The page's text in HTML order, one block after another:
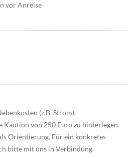
vor Anreise
(z.B. Strom).
Kaution von 250 Euro zu hinterlegen.
Orientierung. Für ein konkretes
bitte mit uns in Verbindung.